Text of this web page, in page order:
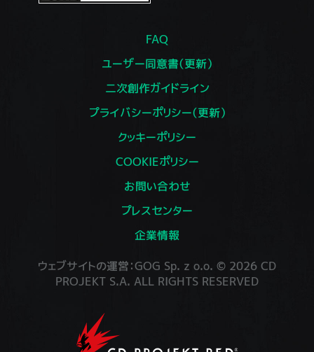
FAQ
ユーザー同意書（更新）
二次創作ガイドライン
プライバシーポリシー（更新）
クッキーポリシー
COOKIEポリシー
お問い合わせ
プレスセンター
企業情報
ウェブサイトの運営：GOG Sp. z o.o. © 2026 CD
PROJEKT S.A. ALL RIGHTS RESERVED